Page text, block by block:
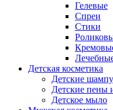
Гелевые
Спреи
Стики
Детская косметика
Детские
Детские пены
Детское мыло